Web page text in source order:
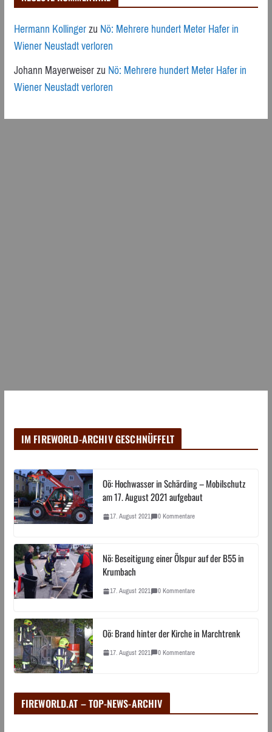
Hermann KollingerzuNö: Mehrere hundert Meter Hafer in
Wiener Neustadt verloren
Johann MayerweiserzuNö: Mehrere hundert Meter Hafer in
Wiener Neustadt verloren
IM FIREWORLD-ARCHIV GESCHNÜFFELT
Oö: Hochwasser in Schärding – Mobilschutz
am 17. August 2021 aufgebaut
17. August 2021 0 Kommentare
Nö: Beseitigung einer Ölspur auf der B55 in
Krumbach
17. August 2021 0 Kommentare
Oö: Brand hinter der Kirche in Marchtrenk
17. August 2021 0 Kommentare
FIREWORLD.AT – TOP-NEWS-ARCHIV